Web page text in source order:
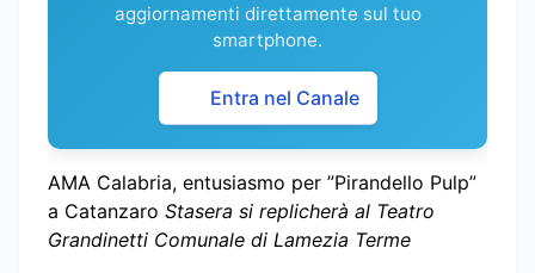
aggiornamenti direttamente sul tuo
smartphone.
Entra nel Canale
AMA Calabria, entusiasmo per ”Pirandello Pulp”
a Catanzaro Stasera si replicherà al Teatro
Grandinetti Comunale di Lamezia Terme